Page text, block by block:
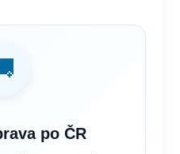
po ČR